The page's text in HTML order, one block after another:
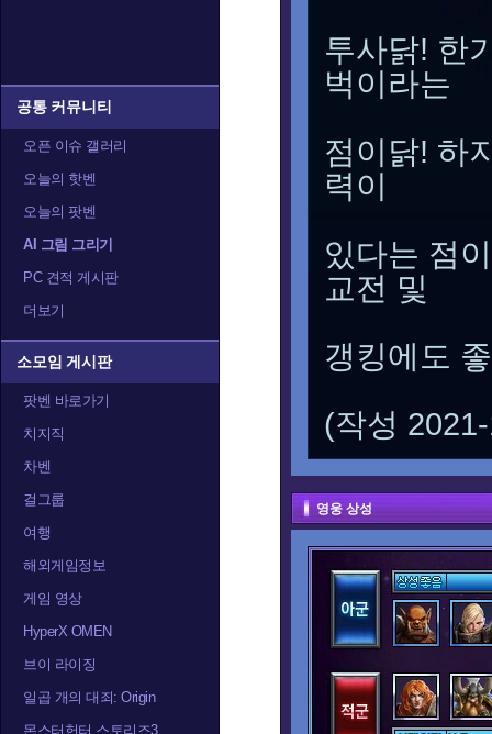
공통 커뮤니티
오픈 이슈 갤러리
오늘의 핫벤
오늘의 팟벤
AI 그림 그리기
PC 견적 게시판
더보기
소모임 게시판
팟벤 바로가기
치지직
차벤
걸그룹
여행
해외게임정보
게임 영상
HyperX OMEN
브이 라이징
일곱 개의 대죄: Origin
몬스터헌터 스토리즈3
투사닭! 한
벅이라는
점이닭! 하
력이
있다는 점
교전 및
갱킹에도
(작성
영웅 상성